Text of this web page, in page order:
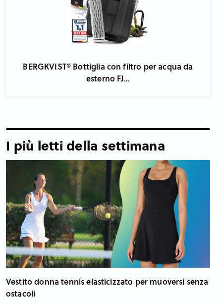
BERGKVIST® Bottiglia con filtro per acqua da
esterno FJ...
I più letti della settimana
Vestito donna tennis elasticizzato per muoversi senza
ostacoli